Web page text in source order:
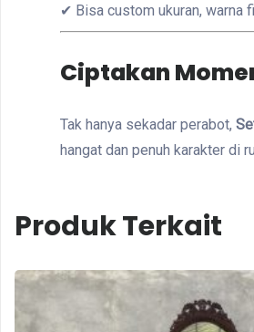
✔ Bisa custom ukuran, warna
Ciptakan
Tak hanya sekadar perabot,
hangat dan penuh karakter di
Produk Terkait